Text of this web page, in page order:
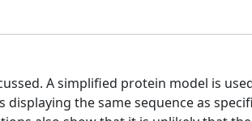
A simplified protein model is
the same sequence as